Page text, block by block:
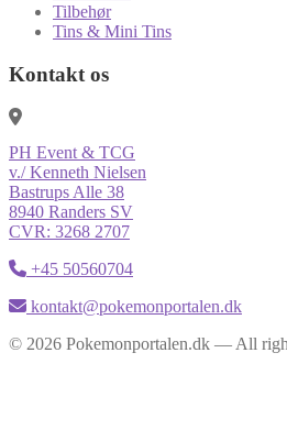
Tilbehør
Tins & Mini Tins
Kontakt os
PH Event & TCG
v./ Kenneth Nielsen
Bastrups Alle 38
8940 Randers SV
CVR: 3268 2707
+45 50560704
kontakt@pokemonportalen.dk
© 2026 Pokemonportalen.dk — All